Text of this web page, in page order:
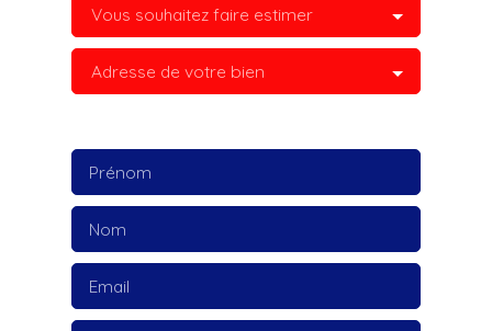
Vous souhaitez faire estimer
Adresse de votre bien
Prénom
Nom
Email